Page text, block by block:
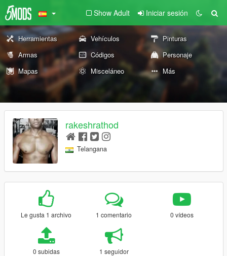
Show Adult Iniciar sesión
Herramientas Vehículos
Pinturas
Armas
Códigos
Personaje
Mapas
Misceláneo Más
rakeshrathod
Telangana
Le gusta 1 archivo 1 comentario 0 vídeos
0 subidas 1 seguidor